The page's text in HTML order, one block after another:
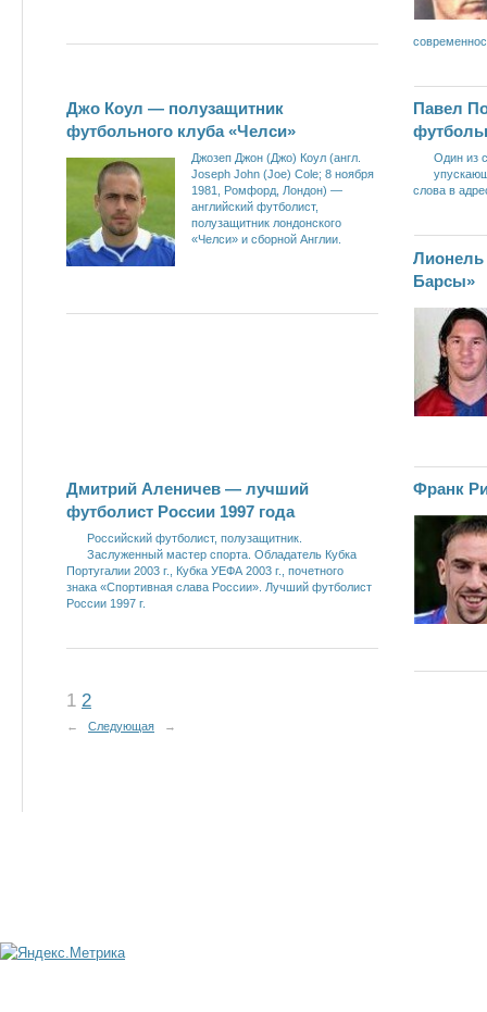
Джо Коул — полузащитник
футбольного клуба «Челси»
Джозеп Джон (Джо) Коул (англ.
Joseph John (Joe) Cole; 8 ноября
1981, Ромфорд, Лондон) —
английский футболист,
полузащитник лондонского
«Челси» и сборной Англии.
Павел
Один из
слова в
Барсы»
Дмитрий Аленичев — лучший
футболист России 1997 года
Российский футболист, полузащитник.
Заслуженный мастер спорта. Обладатель Кубка
Португалии 2003 г., Кубка УЕФА 2003 г., почетного
знака «Спортивная слава России». Лучший футболист
России 1997 г.
Франк
1 2
← Следующая →